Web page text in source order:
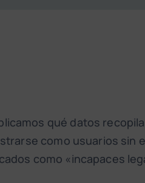
qué datos
como usuarios sin
como «incapaces